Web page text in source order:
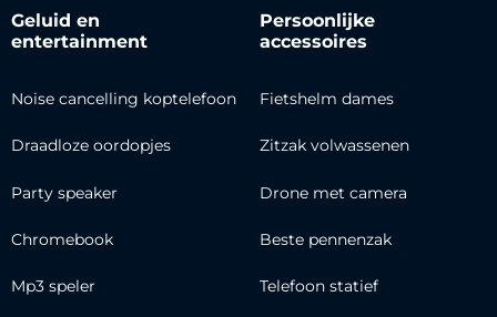
Geluid en
entertainment
Noise cancelling koptelefoon
Draadloze oordopjes
Party speaker
Chromebook
Mp3 speler
Persoonlijke
accessoires
Fietshelm dames
Zitzak volwassenen
Drone met camera
Beste pennenzak
Telefoon statief